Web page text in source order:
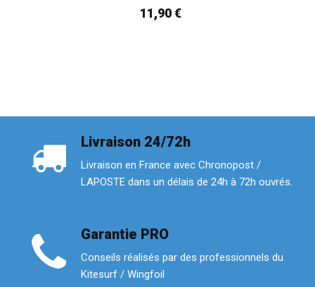
11,90 €
Livraison 24/72h
Livraison en France avec Chronopost /
LAPOSTE dans un délais de 24h à 72h ouvrés.
Garantie PRO
Conseils réalisés par des professionnels du
Kitesurf / Wingfoil